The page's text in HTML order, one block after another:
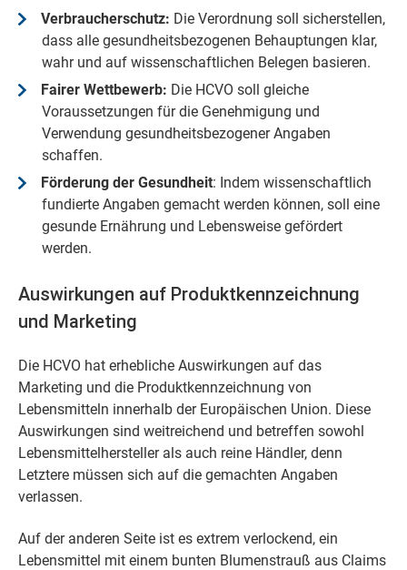
Verbraucherschutz: Die Verordnung soll sicherstellen,
dass alle gesundheitsbezogenen Behauptungen klar,
wahr und auf wissenschaftlichen Belegen basieren.
Fairer Wettbewerb: Die HCVO soll gleiche
Voraussetzungen für die Genehmigung und
Verwendung gesundheitsbezogener Angaben
schaffen.
Förderung der Gesundheit: Indem wissenschaftlich
fundierte Angaben gemacht werden können, soll eine
gesunde Ernährung und Lebensweise gefördert
werden.
Auswirkungen auf Produktkennzeichnung
und Marketing
Die HCVO hat erhebliche Auswirkungen auf das
Marketing und die Produktkennzeichnung von
Lebensmitteln innerhalb der Europäischen Union. Diese
Auswirkungen sind weitreichend und betreffen sowohl
Lebensmittelhersteller als auch reine Händler, denn
Letztere müssen sich auf die gemachten Angaben
verlassen.
Auf der anderen Seite ist es extrem verlockend, ein
Lebensmittel mit einem bunten Blumenstrauß aus Claims